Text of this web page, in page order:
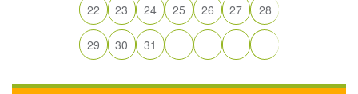
22 23 24 25 26 27 28
29 30 31